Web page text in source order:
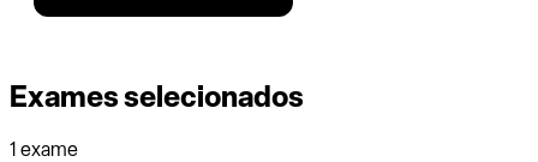
Exames selecionados
1 exame